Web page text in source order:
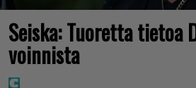
Seiska: Tuoretta tietoa
voinnista